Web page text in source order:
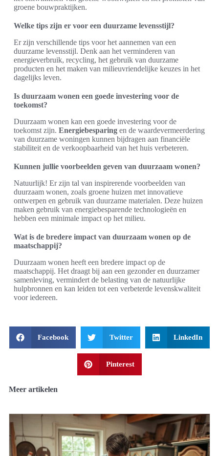
groene bouwpraktijken.
Welke tips zijn er voor een duurzame levensstijl?
Er zijn verschillende tips voor het aannemen van een
duurzame levensstijl. Denk aan het verminderen van
energieverbruik, recycling, het gebruik van duurzame
producten en het maken van milieuvriendelijke keuzes in het
dagelijks leven.
Is duurzaam wonen een goede investering voor de
toekomst?
Duurzaam wonen kan een goede investering voor de
toekomst zijn. Energiebesparing en de waardevermeerdering
van duurzame woningen kunnen bijdragen aan financiële
stabiliteit en de verkoopbaarheid van het huis verbeteren.
Kunnen jullie voorbeelden geven van duurzaam wonen?
Natuurlijk! Er zijn tal van inspirerende voorbeelden van
duurzaam wonen, zoals groene huizen met innovatieve
ontwerpen en gebruik van duurzame materialen. Deze huizen
maken gebruik van energiebesparende technologieën en
hebben een minimale impact op het milieu.
Wat is de bredere impact van duurzaam wonen op de
maatschappij?
Duurzaam wonen heeft een bredere impact op de
maatschappij. Het draagt bij aan een gezonder en duurzamer
samenleving, vermindert de belasting van de natuurlijke
hulpbronnen en kan leiden tot een verbeterde levenskwaliteit
voor iedereen.
Facebook Twitter LinkedIn
Pinterest
Meer artikelen